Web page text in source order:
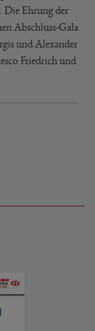
Die Ehrung der
Abschluss-Gala
und Alexander
Friedrich und